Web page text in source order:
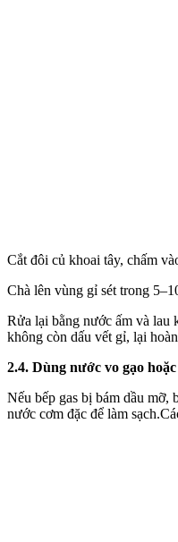
Cắt đôi củ khoai tây, chấm
Chà lên vùng gỉ sét trong
Rửa lại bằng nước ấm và lau
không còn dấu vết gỉ, lại
2.4. Dùng nước vo gạo
Nếu bếp gas bị bám dầu mỡ,
nước cơm đặc để làm